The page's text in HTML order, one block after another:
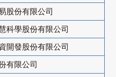
股份有限公司
科學股份有限公司
開發股份有限公司
有限公司